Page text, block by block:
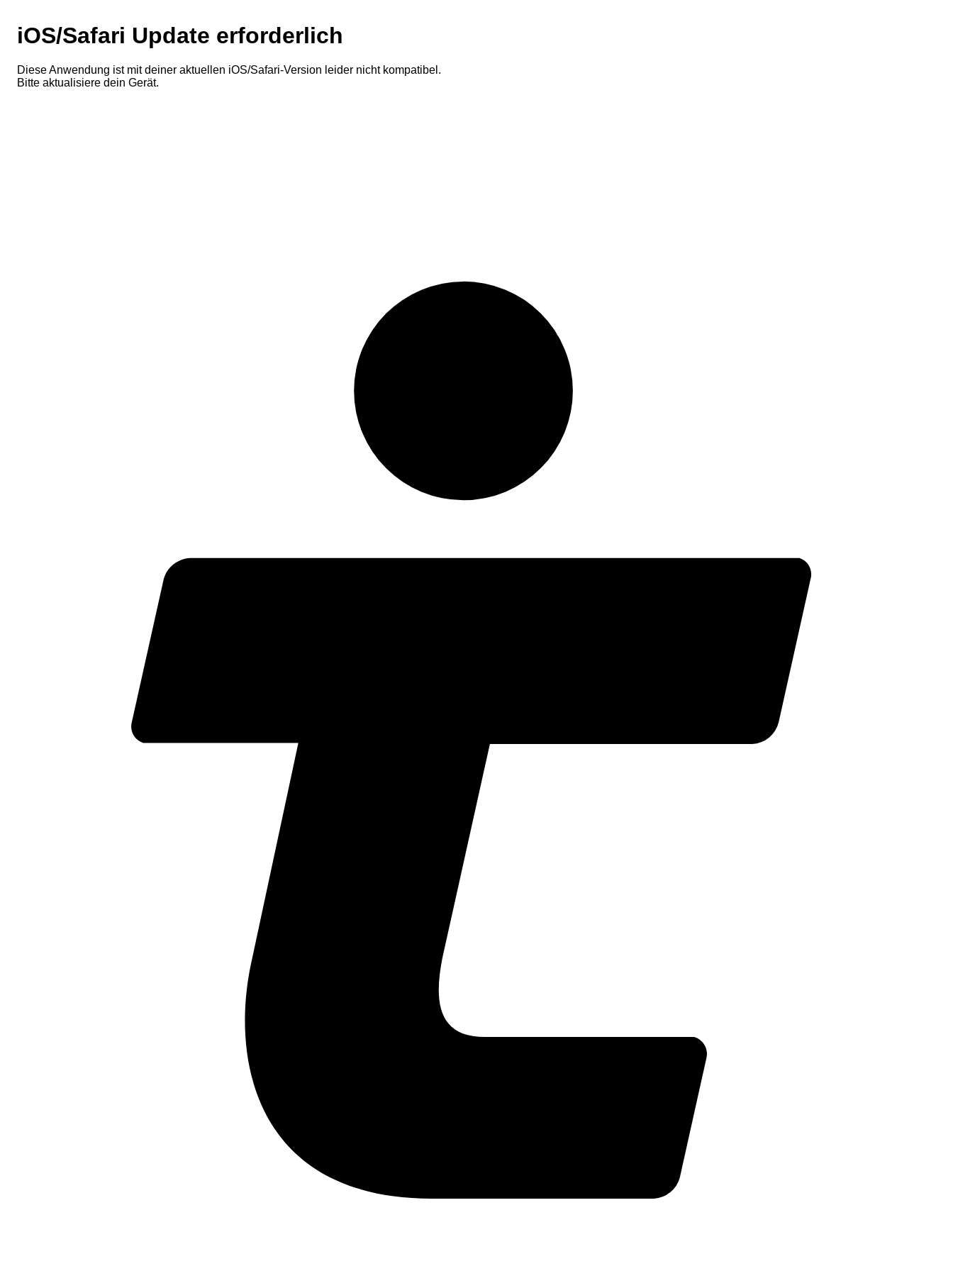
iOS/Safari Update erforderlich
Diese Anwendung ist mit deiner aktuellen iOS/Safari-Version leider nicht kompatibel.
Bitte aktualisiere dein Gerät.